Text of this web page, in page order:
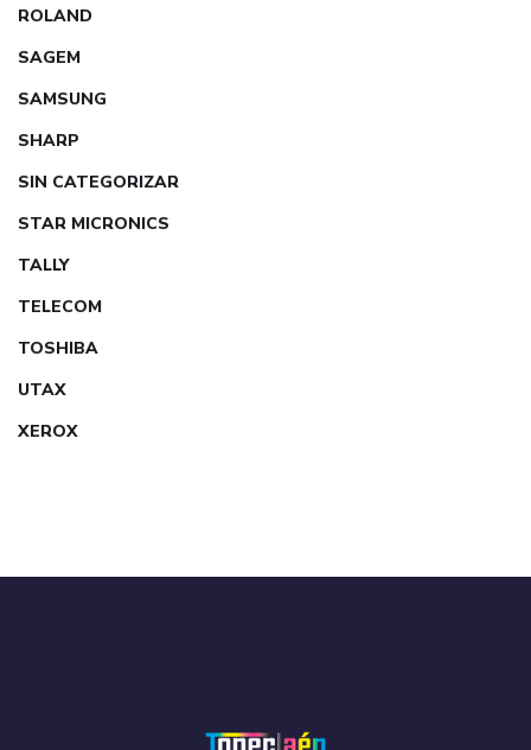
ROLAND
SAGEM
SAMSUNG
SHARP
SIN CATEGORIZAR
STAR MICRONICS
TALLY
TELECOM
TOSHIBA
UTAX
XEROX